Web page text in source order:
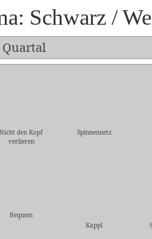
Schwarz /
Quartal
Nicht den Kopf
verlieren
Spinnennetz
Bequem
Kappl